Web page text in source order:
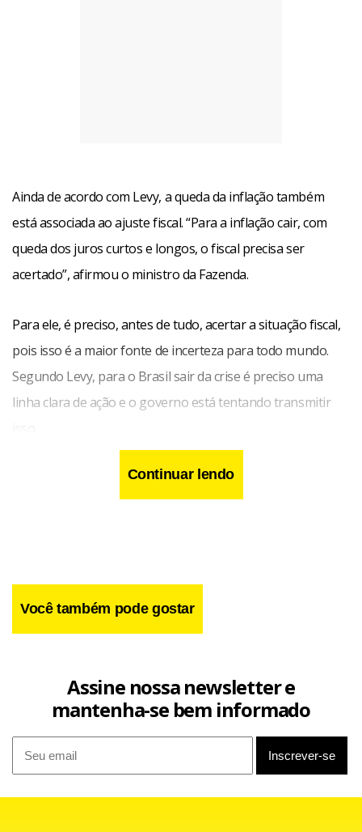
Ainda de acordo com Levy, a queda da inflação também
está associada ao ajuste fiscal. “Para a inflação cair, com
queda dos juros curtos e longos, o fiscal precisa ser
acertado”, afirmou o ministro da Fazenda.
Para ele, é preciso, antes de tudo, acertar a situação fiscal,
pois isso é a maior fonte de incerteza para todo mundo.
Segundo Levy, para o Brasil sair da crise é preciso uma
linha clara de ação e o governo está tentando transmitir
“Como eu tenho dito, é a estratégia 1, 2 e 3. Primeiro a
Continuar lendo
Você também pode gostar
Assine nossa newsletter e
mantenha-se bem informado